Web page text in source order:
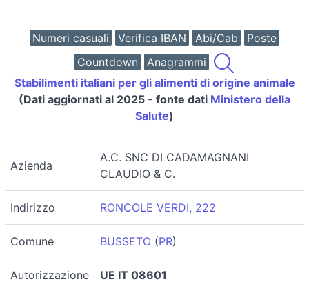
Numeri casuali Verifica IBAN Abi/Cab
Poste
Countdown
Anagrammi
Stabilimenti italiani per gli alimenti di origine animale
(Dati aggiornati al 2025 - fonte dati Ministero della
Salute)
Azienda
A.C. SNC DI CADAMAGNANI
CLAUDIO & C.
Indirizzo RONCOLE VERDI, 222
Comune BUSSETO (PR)
Autorizzazione UE IT 08601